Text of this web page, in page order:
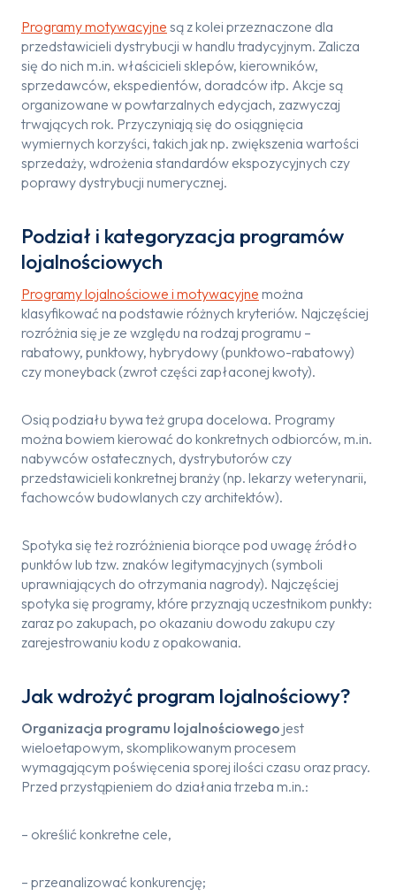
Programy motywacyjne są z kolei przeznaczone dla
przedstawicieli dystrybucji w handlu tradycyjnym. Zalicza
się do nich m.in. właścicieli sklepów, kierowników,
sprzedawców, ekspedientów, doradców itp. Akcje są
organizowane w powtarzalnych edycjach, zazwyczaj
trwających rok. Przyczyniają się do osiągnięcia
wymiernych korzyści, takich jak np. zwiększenia wartości
sprzedaży, wdrożenia standardów ekspozycyjnych czy
poprawy dystrybucji numerycznej.
Podział i kategoryzacja programów
lojalnościowych
Programy lojalnościowe i motywacyjne można
klasyfikować na podstawie różnych kryteriów. Najczęściej
rozróżnia się je ze względu na rodzaj programu –
rabatowy, punktowy, hybrydowy (punktowo-rabatowy)
czy moneyback (zwrot części zapłaconej kwoty).
Osią podziału bywa też grupa docelowa. Programy
można bowiem kierować do konkretnych odbiorców, m.in.
nabywców ostatecznych, dystrybutorów czy
przedstawicieli konkretnej branży (np. lekarzy weterynarii,
fachowców budowlanych czy architektów).
Spotyka się też rozróżnienia biorące pod uwagę źródło
punktów lub tzw. znaków legitymacyjnych (symboli
uprawniających do otrzymania nagrody). Najczęściej
spotyka się programy, które przyznają uczestnikom punkty:
zaraz po zakupach, po okazaniu dowodu zakupu czy
zarejestrowaniu kodu z opakowania.
Jak wdrożyć program lojalnościowy?
Organizacja programu lojalnościowego jest
wieloetapowym, skomplikowanym procesem
wymagającym poświęcenia sporej ilości czasu oraz pracy.
Przed przystąpieniem do działania trzeba m.in.:
– określić konkretne cele,
– przeanalizować konkurencję;